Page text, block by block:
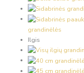
grandinėlės
Ilgis